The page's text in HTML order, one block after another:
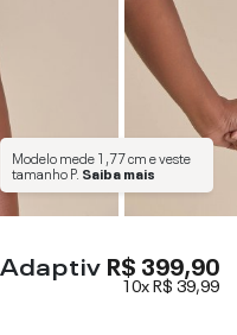
Modelo mede1,77 cme veste
tamanhoP. Saiba mais
R$ 399,90
10xR$ 39,99